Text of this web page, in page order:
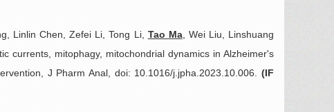
Linlin Chen, Zefei Li, Tong Li, Tao Ma, Wei Liu, Linshuang
currents, mitophagy, mitochondrial dynamics in Alzheimer's
J Pharm Anal, doi: 10.1016/j.jpha.2023.10.006. (IF